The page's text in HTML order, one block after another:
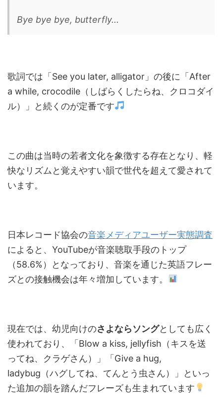
Bye bye bye, butterfly...
歌詞では「See you later, alligator」の後に「After
a while, crocodile（しばらくしたらね、クロコダイ
ル）」と続くのが定番です
この曲は当時の若者文化を象徴する存在となり、軽
快なリズムと覚えやすい韻で世代を超えて愛されて
います。
日本レコード協会の音楽メディアユーザー実態調査
によると、YouTubeが音楽聴取手段のトップ
（58.6%）となっており、音楽を通じた英語フレー
ズとの接触機会は年々増加しています。
現在では、幼児向けのさよならソングとしても広く
使われており、「Blow a kiss, jellyfish（キスを送
ってね、クラゲさん）」「Give a hug,
ladybug（ハグしてね、てんとう虫さん）」といっ
た追加の韻を踏んだフレーズも生まれています